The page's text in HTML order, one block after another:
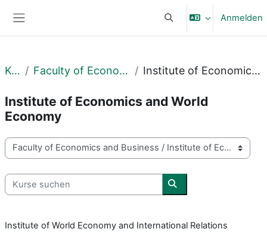
SucheingabeAnmelden
Kurse Faculty of Economics and Business Institute of Economics and World Economy
Institute of Economics and World
Economy
Kursbereiche
Kurse suchen
Kurse suchen
Institute of World Economy and International Relations